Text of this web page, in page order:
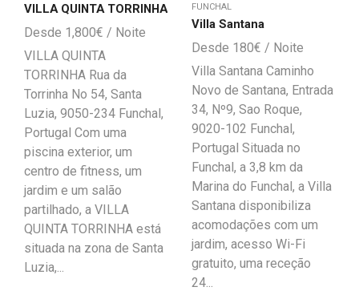
VILLA QUINTA TORRINHA
1,800€
VILLA QUINTA
TORRINHA Rua da
Torrinha No 54, Santa
Luzia, 9050-234 Funchal,
Portugal Com uma
piscina exterior, um
centro de fitness, um
jardim e um salão
partilhado, a VILLA
QUINTA TORRINHA está
situada na zona de Santa
Luzia,...
FUNCHAL
Villa Santana
180€
Villa Santana Caminho
Novo de Santana, Entrada
34, Nº9, Sao Roque,
9020-102 Funchal,
Portugal Situada no
Funchal, a 3,8 km da
Marina do Funchal, a Villa
Santana disponibiliza
acomodações com um
jardim, acesso Wi-Fi
gratuito, uma receção
24...